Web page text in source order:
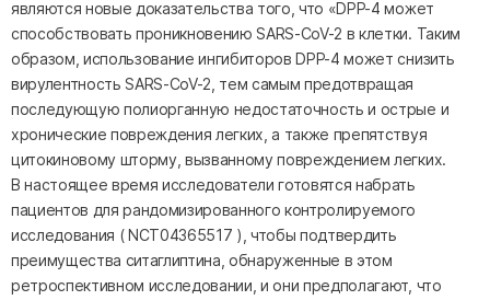
являются новые доказательства того, что «DPP-4 может
способствовать проникновению SARS-CoV-2 в клетки. Таким
образом, использование ингибиторов DPP-4 может снизить
вирулентность SARS-CoV-2, тем самым предотвращая
последующую полиорганную недостаточность и острые и
хронические повреждения легких, а также препятствуя
цитокиновому шторму, вызванному повреждением легких.
В настоящее время исследователи готовятся набрать
пациентов для рандомизированного контролируемого
исследования ( NCT04365517 ), чтобы подтвердить
преимущества ситаглиптина, обнаруженные в этом
ретроспективном исследовании, и они предполагают, что